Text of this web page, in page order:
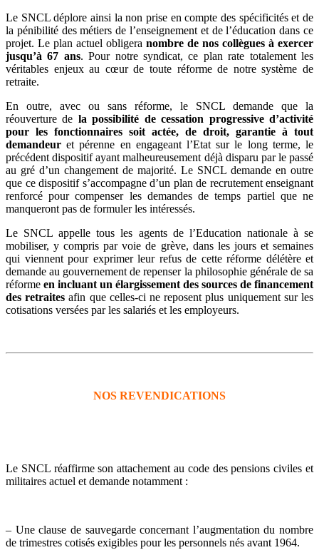
Le SNCL déplore ainsi la non prise en compte des spécificités et de
la pénibilité des métiers de l’enseignement et de l’éducation dans ce
projet. Le plan actuel obligera nombre de nos collègues à exercer
jusqu’à 67 ans. Pour notre syndicat, ce plan rate totalement les
véritables enjeux au cœur de toute réforme de notre système de
retraite.
En outre, avec ou sans réforme, le SNCL demande que la
réouverture de la possibilité de cessation progressive d’activité
pour les fonctionnaires soit actée, de droit, garantie à tout
demandeur et pérenne en engageant l’Etat sur le long terme, le
précédent dispositif ayant malheureusement déjà disparu par le passé
au gré d’un changement de majorité. Le SNCL demande en outre
que ce dispositif s’accompagne d’un plan de recrutement enseignant
renforcé pour compenser les demandes de temps partiel que ne
manqueront pas de formuler les intéressés.
Le SNCL appelle tous les agents de l’Education nationale à se
mobiliser, y compris par voie de grève, dans les jours et semaines
qui viennent pour exprimer leur refus de cette réforme délétère et
demande au gouvernement de repenser la philosophie générale de sa
réforme en incluant un élargissement des sources de financement
des retraites afin que celles-ci ne reposent plus uniquement sur les
cotisations versées par les salariés et les employeurs.
NOS REVENDICATIONS
Le SNCL réaffirme son attachement au code des pensions civiles et
militaires actuel et demande notamment :
– Une clause de sauvegarde concernant l’augmentation du nombre
de trimestres cotisés exigibles pour les personnels nés avant 1964.